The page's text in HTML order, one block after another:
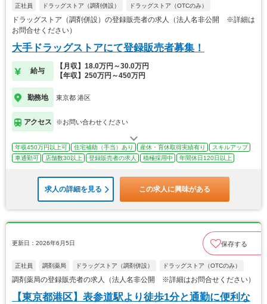
正社員 ドラッグストア（調剤併設） ドラッグストア（OTCのみ）
ドラッグストア（調剤併設）の登録販売者の求人（法人名非公開 ※詳細は
お問合せください）
大手ドラッグストアにて登録販売者募集！
給与
【月収】18.0万円～30.0万円
【年収】250万円～450万円
勤務地 東京都 港区
アクセス ※お問い合わせください
年収450万円以上可 住宅補助（手当）あり 産休・育休取得実績有り
スキルアップ
車通勤可
店舗数30以上 登録販売者の求人 積極採用中 年間休日120日以上
求人の詳細を見る この求人に興味がある
更新日：2026年6月5日 保存する
正社員 調剤薬局 ドラッグストア（調剤併設） ドラッグストア（OTCのみ）
調剤薬局の登録販売者の求人（法人名非公開 ※詳細はお問合せください）
【東京都港区】表参道駅より徒歩1分と通勤に便利な